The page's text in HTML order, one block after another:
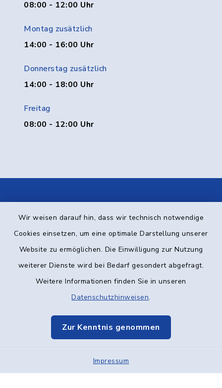
Wir weisen darauf hin, dass wir technisch notwendige
Cookies einsetzen, um eine optimale Darstellung unserer
Website zu ermöglichen. Die Einwilligung zur Nutzung
weiterer Dienste wird bei Bedarf gesondert abgefragt.
Weitere Informationen finden Sie in unseren
Datenschutzhinweisen.
Zur Kenntnis genommen
Impressum
08:00 - 12:00 Uhr
Montag zusätzlich
14:00 - 16:00 Uhr
Donnerstag zusätzlich
14:00 - 18:00 Uhr
Freitag
08:00 - 12:00 Uhr
Kontakt
Barrierefreiheit
Impressum
Sitemap
Cookie-Einstellungen